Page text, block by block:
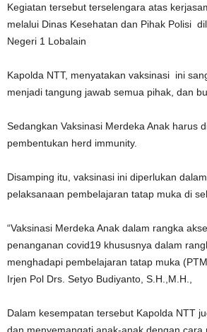
Kegiatan tersebut terselengara atas
melalui Dinas Kesehatan dan Pihak Polisi
Negeri 1 Lobalain
Kapolda NTT, menyatakan vaksinasi ini
menjadi tangung jawab semua pihak, dan
Sedangkan Vaksinasi Merdeka Anak harus
pembentukan herd immunity.
Disamping itu, vaksinasi ini diperlukan
pelaksanaan pembelajaran tatap muka di
“Vaksinasi Merdeka Anak dalam rangka
penanganan covid19 khususnya dalam
menghadapi pembelajaran tatap muka
Irjen Pol Drs. Setyo Budiyanto, S.H.,M.H.,
Dalam kesempatan tersebut Kapolda NTT
dan menyemangati anak-anak dengan cara